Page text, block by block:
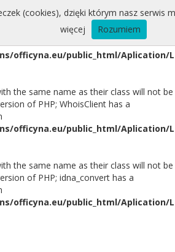
the same name as their class will not be
of PHP; Whois has a deprecated
officyna.eu/public_html/Aplication/
the same name as their class will not be
of PHP; WhoisClient has a
officyna.eu/public_html/Aplication/
the same name as their class will not be
of PHP; idna_convert has a
officyna.eu/public_html/Aplication/
(cookies), dzięki którym nasz serwis
więcej
Rozumiem